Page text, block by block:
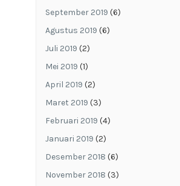
September 2019 (6)
Agustus 2019 (6)
Juli 2019 (2)
Mei 2019 (1)
April 2019 (2)
Maret 2019 (3)
Februari 2019 (4)
Januari 2019 (2)
Desember 2018 (6)
November 2018 (3)